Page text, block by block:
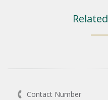
Contact Number